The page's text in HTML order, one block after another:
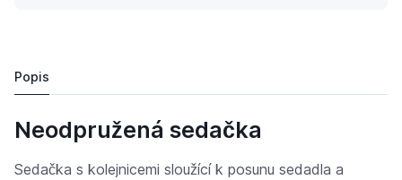
Popis
Neodpružená sedačka
Sedačka s kolejnicemi sloužící k posunu sedadla a